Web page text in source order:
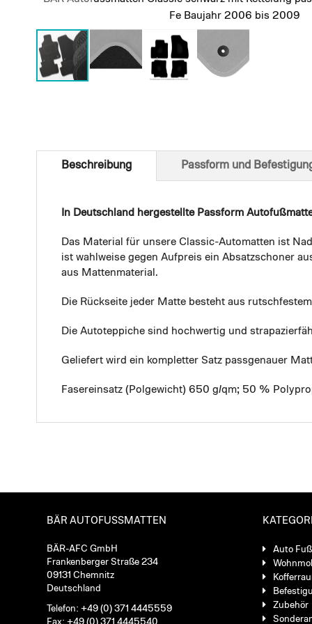
Fe Baujahr 2006 bis 2009
of
Beschreibung
In Deutschland hergestellte Passform
Das Material für unsere Classic-Automatten ist
ist wahlweise gegen Aufpreis ein Absatzschoner
aus Mattenmaterial.
Die Rückseite jeder Matte besteht aus
Die Autoteppiche sind hochwertig und
Geliefert wird ein kompletter Satz passgenauer
Fasereinsatz (Polgewicht) 650 g/qm; 50 %
Passform und
BÄR AUTOFUSSMATTEN
BÄR-AFC GmbH
Frankenberger Straße 234
09131 Chemnitz
Deutschland
Telefon: +49 (0) 371 4445559
Fax: +49 (0) 371 4445540
Auto
Zubehör